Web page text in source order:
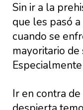
Sin ir a la
que les pasó
cuando se
mayoritario de
Ir en contra